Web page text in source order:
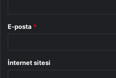
E-posta *
İnternet sitesi